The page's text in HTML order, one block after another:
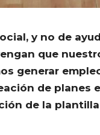
y no de
que
generar
de planes
de la